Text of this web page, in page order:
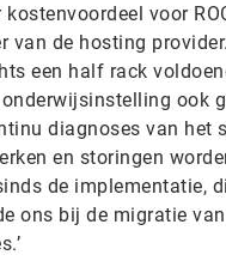
kostenvoordeel voor
van de hosting
een half rack
ook
diagnoses van het
en storingen
de implementatie,
ons bij de migratie